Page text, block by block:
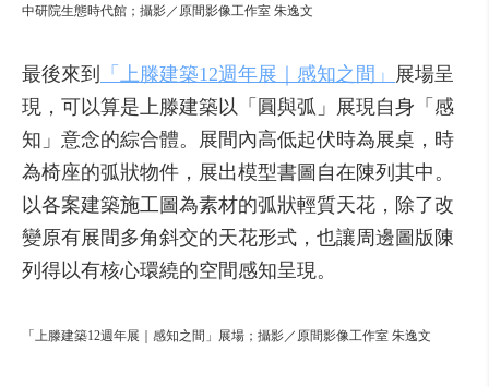
中研院生態時代館；攝影／原間影像工作室 朱逸文
最後來到 「上滕建築12週年展｜感知之間」 展場呈
現，可以算是上滕建築以「圓與弧」展現自身「感
知」意念的綜合體。展間內高低起伏時為展桌，時
為椅座的弧狀物件，展出模型書圖自在陳列其中。
以各案建築施工圖為素材的弧狀輕質天花，除了改
變原有展間多角斜交的天花形式，也讓周邊圖版陳
列得以有核心環繞的空間感知呈現。
「上滕建築12週年展｜感知之間」展場；攝影／原間影像工作室 朱逸文